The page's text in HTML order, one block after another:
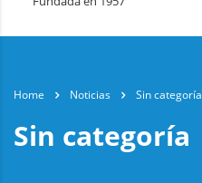
Home Noticias Sin categoría
Sin categoría